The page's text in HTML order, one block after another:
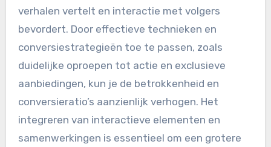
verhalen vertelt en interactie met volgers
bevordert. Door effectieve technieken en
conversiestrategieën toe te passen, zoals
duidelijke oproepen tot actie en exclusieve
aanbiedingen, kun je de betrokkenheid en
conversieratio’s aanzienlijk verhogen. Het
integreren van interactieve elementen en
samenwerkingen is essentieel om een grotere